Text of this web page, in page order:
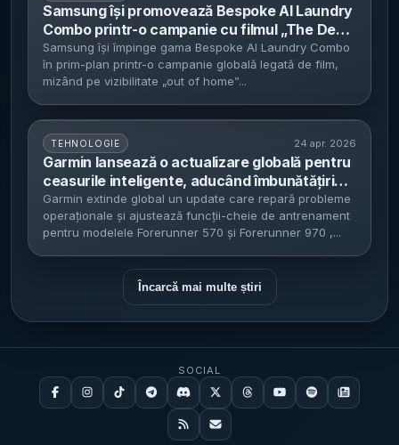
Samsung își promovează Bespoke AI Laundry
Combo printr-o campanie cu filmul „The Devil
Wears Prada 2” - activări DOOH la Piccadilly
Circus și extindere în mai multe regiuni (fără
SUA și Canada)
Samsung își împinge gama Bespoke AI Laundry Combo
în prim-plan printr-o campanie globală legată de film,
mizând pe vizibilitate „out of home”...
TEHNOLOGIE 24 apr. 2026
Garmin lansează o actualizare globală pentru
ceasurile inteligente, aducând îmbunătățiri
semnificative
Garmin extinde global un update care repară probleme
operaționale și ajustează funcții-cheie de antrenament
pentru modelele Forerunner 570 și Forerunner 970 ,...
Încarcă mai multe știri
SOCIAL